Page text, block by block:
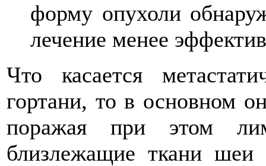
форму опухоли
лечение менее
Что касается
гортани, то в основном
поражая при этом
близлежащие ткани шеи